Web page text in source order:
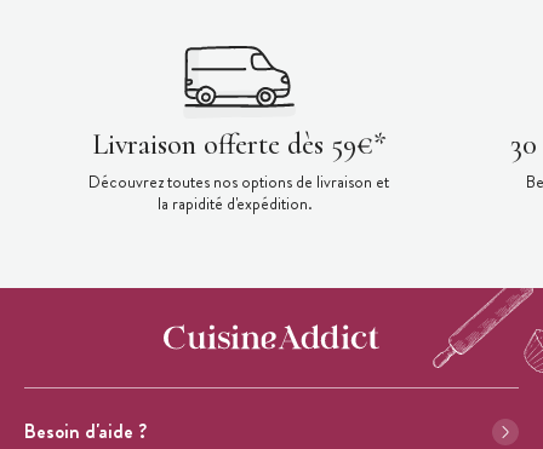
Livraison offerte dès 59€*
Découvrez toutes nos options de livraison et
la rapidité d'expédition.
Besoin d'aide ?